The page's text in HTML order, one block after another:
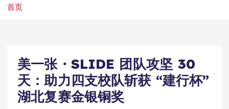
首页
美一张・SLIDE 团队攻坚 30
天：助力四支校队斩获 “建行杯”
湖北复赛金银铜奖